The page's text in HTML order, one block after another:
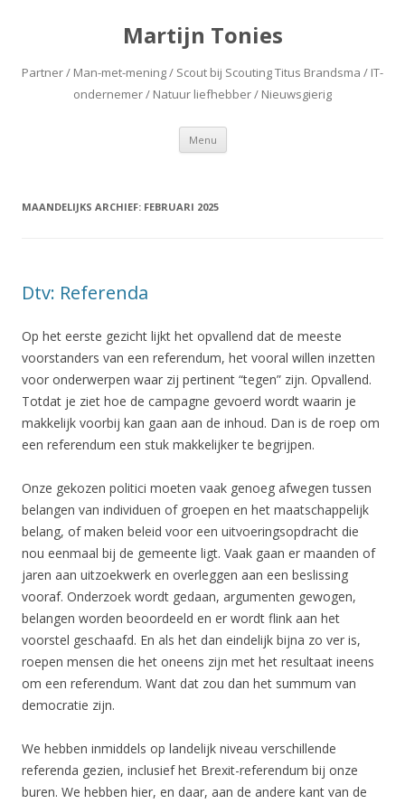
Martijn Tonies
Partner / Man-met-mening / Scout bij Scouting Titus Brandsma / IT-
ondernemer / Natuur liefhebber / Nieuwsgierig
Menu Spring naar de inhoud
MAANDELIJKS ARCHIEF: FEBRUARI 2025
Dtv: Referenda
Op het eerste gezicht lijkt het opvallend dat de meeste
voorstanders van een referendum, het vooral willen inzetten
voor onderwerpen waar zij pertinent “tegen” zijn. Opvallend.
Totdat je ziet hoe de campagne gevoerd wordt waarin je
makkelijk voorbij kan gaan aan de inhoud. Dan is de roep om
een referendum een stuk makkelijker te begrijpen.
Onze gekozen politici moeten vaak genoeg afwegen tussen
belangen van individuen of groepen en het maatschappelijk
belang, of maken beleid voor een uitvoeringsopdracht die
nou eenmaal bij de gemeente ligt. Vaak gaan er maanden of
jaren aan uitzoekwerk en overleggen aan een beslissing
vooraf. Onderzoek wordt gedaan, argumenten gewogen,
belangen worden beoordeeld en er wordt flink aan het
voorstel geschaafd. En als het dan eindelijk bijna zo ver is,
roepen mensen die het oneens zijn met het resultaat ineens
om een referendum. Want dat zou dan het summum van
democratie zijn.
We hebben inmiddels op landelijk niveau verschillende
referenda gezien, inclusief het Brexit-referendum bij onze
buren. We hebben hier, en daar, aan de andere kant van de